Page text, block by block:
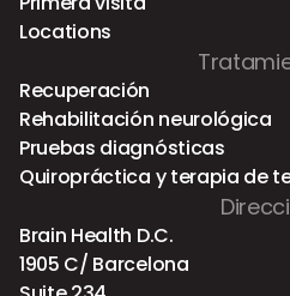
Locations
Recuperación
Rehabilitación neurológica
Pruebas diagnósticas
Quiropráctica y terapia de
Brain Health D.C.
1905 C/ Barcelona